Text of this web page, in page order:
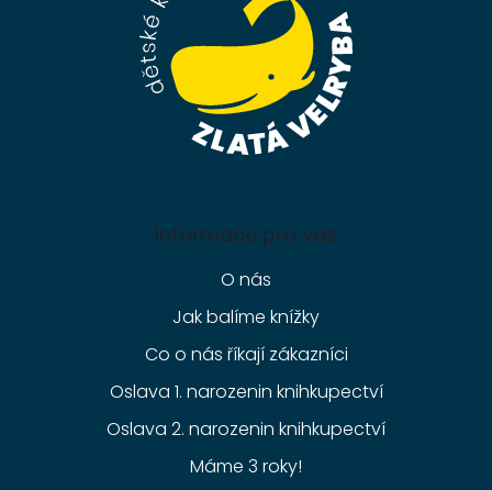
Informace pro vás
O nás
Jak balíme knížky
Co o nás říkají zákazníci
Oslava 1. narozenin knihkupectví
Oslava 2. narozenin knihkupectví
Máme 3 roky!